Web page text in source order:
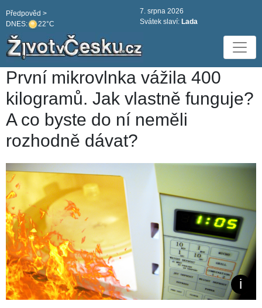
DNES: 22°C
Předpověd >
7. srpna 2026
Svátek slaví: Lada
První mikrovlnka vážila 400
kilogramů. Jak vlastně funguje?
A co byste do ní neměli
rozhodně dávat?